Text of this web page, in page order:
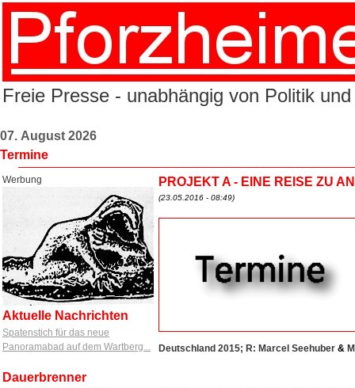
Freie Presse - unabhängig von Politik
07. August 2026
Termine
Werbung
Aktuelle Nachrichten
Spatenstich für das neue
Panoramabad auf dem Wartberg...
Dauerbrenner
PROJEKT A - EINE REISE ZU
(23.05.2016 - 08:49)
Deutschland 2015; R: Marcel Seehuber &